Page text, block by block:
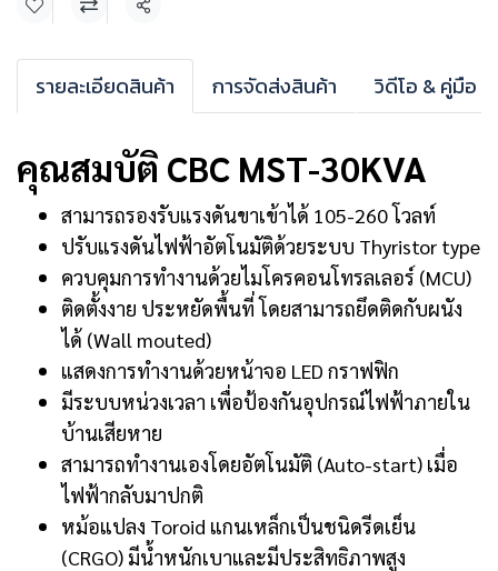
แชร์
รายละเอียดสินค้า การจัดส่งสินค้า วิดีโอ & คู่มือ
คุณสมบัติ CBC MST-30KVA
สามารถรองรับแรงดันขาเข้าได้ 105-260 โวลท์
ปรับแรงดันไฟฟ้าอัตโนมัติด้วยระบบ Thyristor type
ควบคุมการทำงานด้วยไมโครคอนโทรลเลอร์ (MCU)
ติดตั้งงาย ประหยัดพื้นที่ โดยสามารถยึดติดกับผนัง
ได้ (Wall mouted)
แสดงการทำงานด้วยหน้าจอ LED กราฟฟิก
มีระบบหน่วงเวลา เพื่อป้องกันอุปกรณ์ไฟฟ้าภายใน
บ้านเสียหาย
สามารถทำงานเองโดยอัตโนมัติ (Auto-start) เมื่อ
ไฟฟ้ากลับมาปกติ
หม้อแปลง Toroid แกนเหล็กเป็นชนิดรีดเย็น
(CRGO) มีน้ำหนักเบาและมีประสิทธิภาพสูง